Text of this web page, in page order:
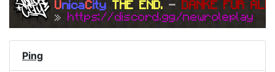
UnicaCity THE END. - DANKE FÜR
» https://discord.gg/newroleplay
Ping